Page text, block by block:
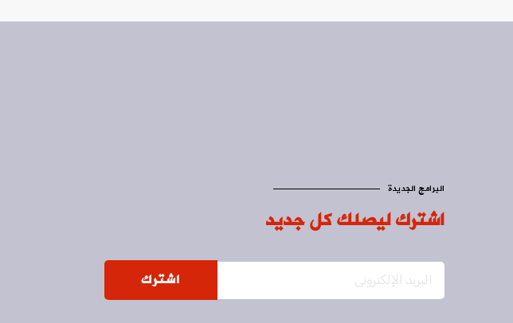
البرامج الجديدة
اشترك ليصلك كل جديد
اشترك